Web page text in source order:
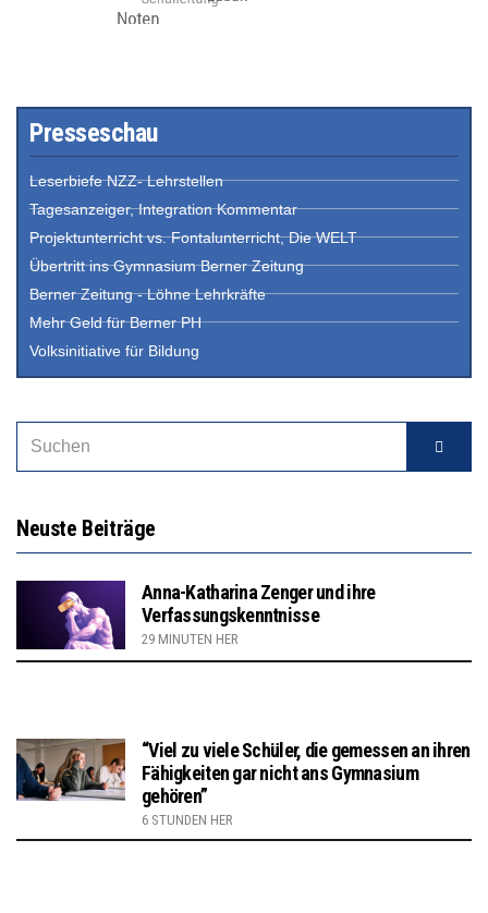
Presseschau
Leserbiefe NZZ- Lehrstellen
Tagesanzeiger, Integration Kommentar
Projektunterricht vs. Fontalunterricht, Die WELT
Übertritt ins Gymnasium Berner Zeitung
Berner Zeitung - Löhne Lehrkräfte
Mehr Geld für Berner PH
Volksinitiative für Bildung
Neuste Beiträge
Anna-Katharina Zenger und ihre
Verfassungskenntnisse
29 MINUTEN HER
“Viel zu viele Schüler, die gemessen an ihren
Fähigkeiten gar nicht ans Gymnasium
gehören”
6 STUNDEN HER